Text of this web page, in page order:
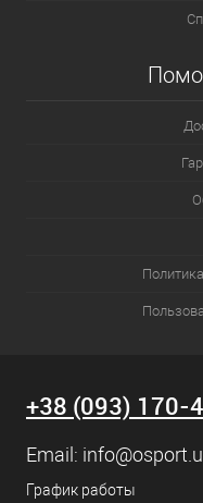
+38 (093) 170-
Email:
График работы